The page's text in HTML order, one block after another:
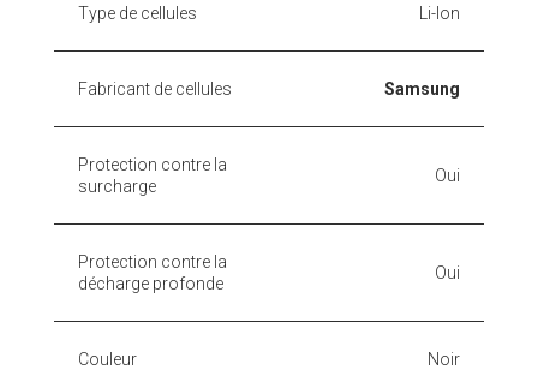
Type de cellules Li-Ion
Fabricant de cellules Samsung
Protection contre la
surcharge
Oui
Protection contre la
décharge profonde
Oui
Couleur Noir